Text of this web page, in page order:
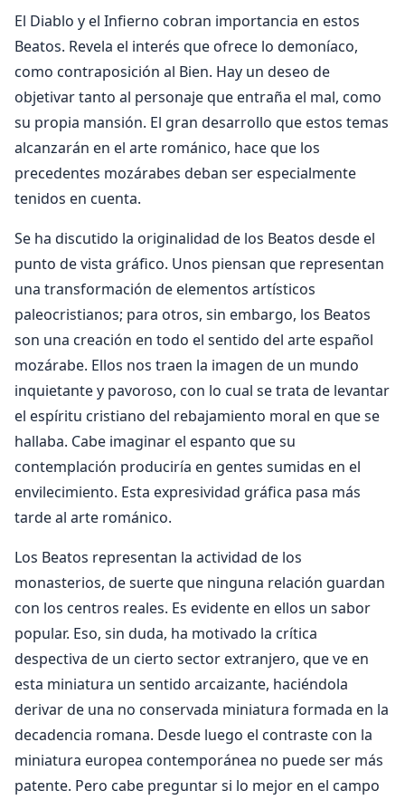
El Diablo y el Infierno cobran importancia en estos
Beatos. Revela el interés que ofrece lo demoníaco,
como contraposición al Bien. Hay un deseo de
objetivar tanto al personaje que entraña el mal, como
su propia mansión. El gran desarrollo que estos temas
alcanzarán en el arte románico, hace que los
precedentes mozárabes deban ser especialmente
tenidos en cuenta.
Se ha discutido la originalidad de los Beatos desde el
punto de vista gráfico. Unos piensan que representan
una transformación de elementos artísticos
paleocristianos; para otros, sin embargo, los Beatos
son una creación en todo el sentido del arte español
mozárabe. Ellos nos traen la imagen de un mundo
inquietante y pavoroso, con lo cual se trata de levantar
el espíritu cristiano del rebajamiento moral en que se
hallaba. Cabe imaginar el espanto que su
contemplación produciría en gentes sumidas en el
envilecimiento. Esta expresividad gráfica pasa más
tarde al arte románico.
Los Beatos representan la actividad de los
monasterios, de suerte que ninguna relación guardan
con los centros reales. Es evidente en ellos un sabor
popular. Eso, sin duda, ha motivado la crítica
despectiva de un cierto sector extranjero, que ve en
esta miniatura un sentido arcaizante, haciéndola
derivar de una no conservada miniatura formada en la
decadencia romana. Desde luego el contraste con la
miniatura europea contemporánea no puede ser más
patente. Pero cabe preguntar si lo mejor en el campo